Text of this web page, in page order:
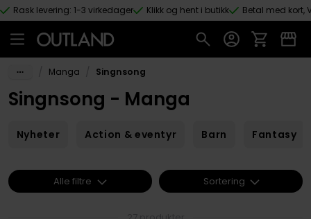
Hopp til hovedinnhold
Rask levering: 1-3 virkedager Klikk og hent i butikk Betal med kort,
Manga Singnsong
Singnsong - Manga
Nyheter Action & eventyr Barn Fantasy
Alle filtre Sortering